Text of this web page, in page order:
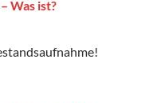
– Was ist?